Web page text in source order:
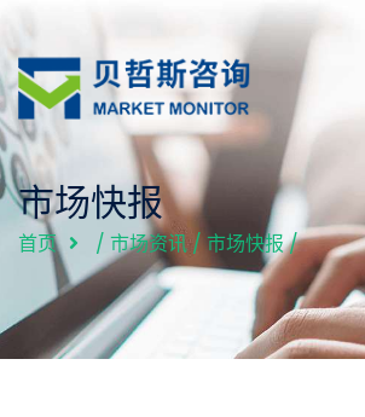
市场快报
首页 / 市场资讯/市场快报/